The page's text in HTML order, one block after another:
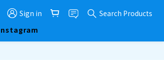
Sign in
Search Products